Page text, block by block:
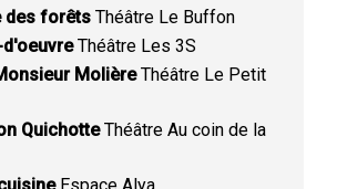
des forêts Théâtre Le Buffon
Théâtre Les 3S
MolièreThéâtre Le Petit
QuichotteThéâtre Au coin de la